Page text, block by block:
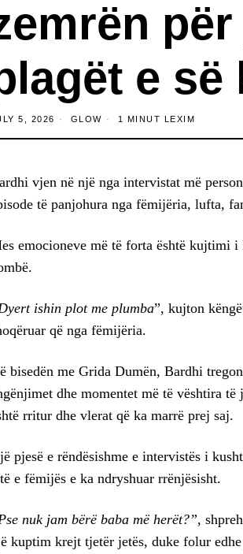
e së
5, 2026 GLOW 1 MINUT LEXIM
vjen në një nga intervistat më
të panjohura nga fëmijëria, lufta,
emocioneve më të forta është kujtimi
ishin plot me plumba”, kujton
që nga fëmijëria.
bisedën me Grida Dumën, Bardhi
dhe momentet më të vështira
rritur dhe vlerat që ka marrë prej saj.
pjesë e rëndësishme e intervistës i
e fëmijës e ka ndryshuar rrënjësisht.
nuk jam bërë baba më herët?”,
kuptim krejt tjetër jetës, duke folur